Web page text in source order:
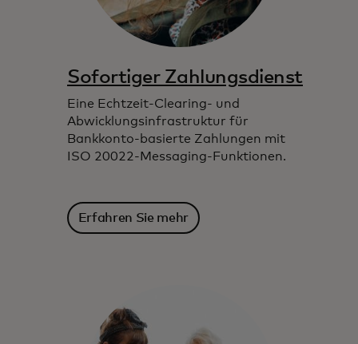
Sofortiger Zahlungsdienst
Eine Echtzeit-Clearing- und
Abwicklungsinfrastruktur für
Bankkonto-basierte Zahlungen mit
ISO 20022-Messaging-Funktionen.
Erfahren Sie mehr